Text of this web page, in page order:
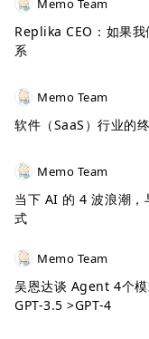
Memo Team
Replika CEO：如果
系
Memo Team
软件（SaaS）行业的
Memo Team
当下 AI 的 4 波浪潮
式
Memo Team
吴恩达谈 Agent 4个
GPT-3.5 >GPT-4